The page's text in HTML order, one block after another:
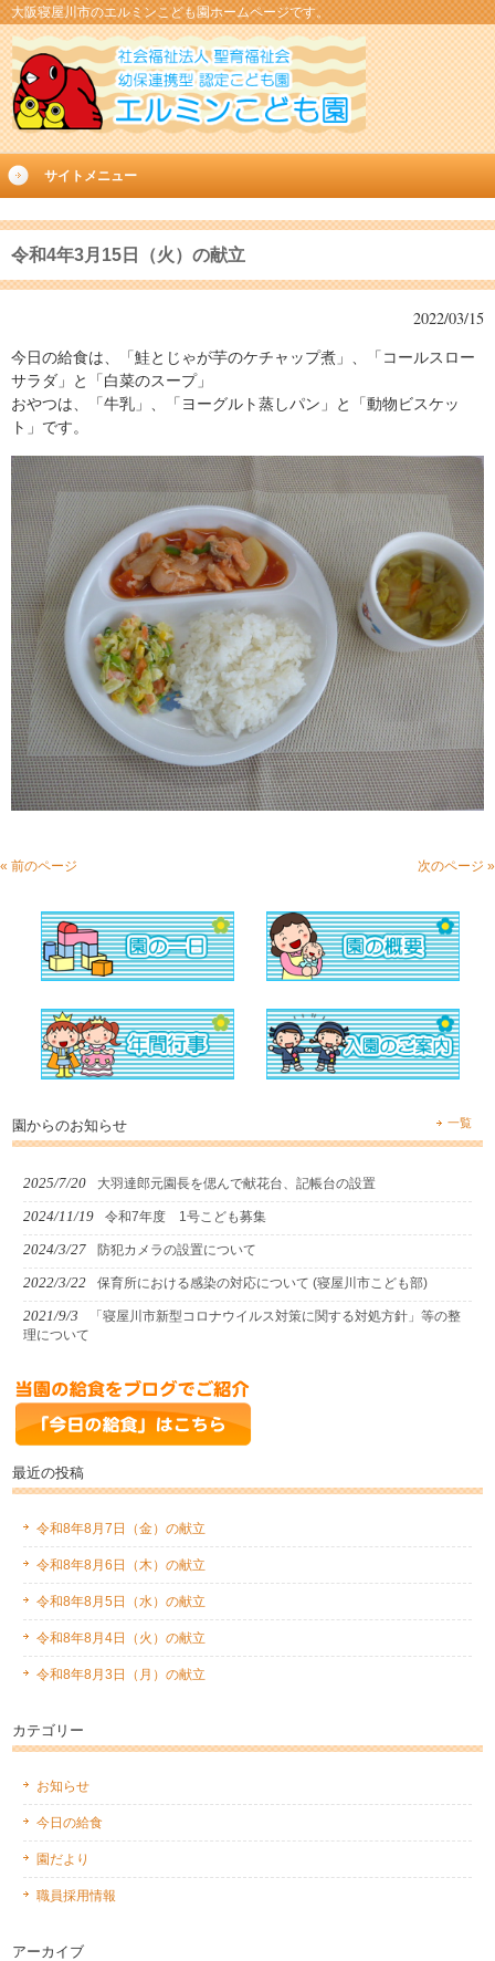
大阪寝屋川市のエルミンこども園ホームページです。
サイトメニュー
令和4年3月15日（火）の献立
2022/03/15
今日の給食は、「鮭とじゃが芋のケチャップ煮」、「コールスロー
サラダ」と「白菜のスープ」
おやつは、「牛乳」、「ヨーグルト蒸しパン」と「動物ビスケッ
ト」です。
« 前のページ 次のページ »
園からのお知らせ 一覧
2025/7/20 大羽達郎元園長を偲んで献花台、記帳台の設置
2024/11/19 令和7年度 1号こども募集
2024/3/27 防犯カメラの設置について
2022/3/22 保育所における感染の対応について (寝屋川市こども部)
2021/9/3
「寝屋川市新型コロナウイルス対策に関する対処方針」等の整
理について
最近の投稿
令和8年8月7日（金）の献立
令和8年8月6日（木）の献立
令和8年8月5日（水）の献立
令和8年8月4日（火）の献立
令和8年8月3日（月）の献立
カテゴリー
お知らせ
今日の給食
園だより
職員採用情報
アーカイブ